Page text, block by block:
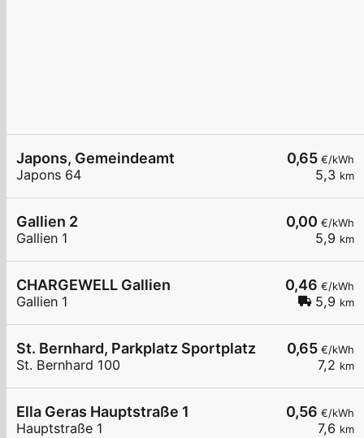
0,65 €/kWh
5,3 km
Japons, Gemeindeamt
Japons 64
0,00 €/kWh
5,9 km
Gallien 2
Gallien 1
0,46 €/kWh
5,9 km
CHARGEWELL Gallien
Gallien 1
0,65 €/kWh
7,2 km
St. Bernhard, Parkplatz Sportplatz
St. Bernhard 100
0,56 €/kWh
7,6 km
Ella Geras Hauptstraße 1
Hauptstraße 1